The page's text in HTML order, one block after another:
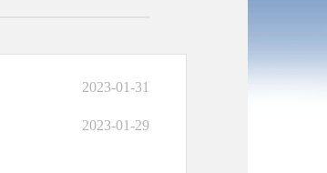
2023-01-31
2023-01-29